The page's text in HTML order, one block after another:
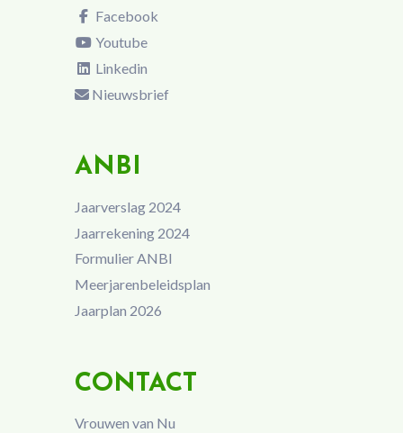
Facebook
Youtube
Linkedin
Nieuwsbrief
ANBI
Jaarverslag 2024
Jaarrekening 2024
Formulier ANBI
Meerjarenbeleidsplan
Jaarplan 2026
CONTACT
Vrouwen van Nu